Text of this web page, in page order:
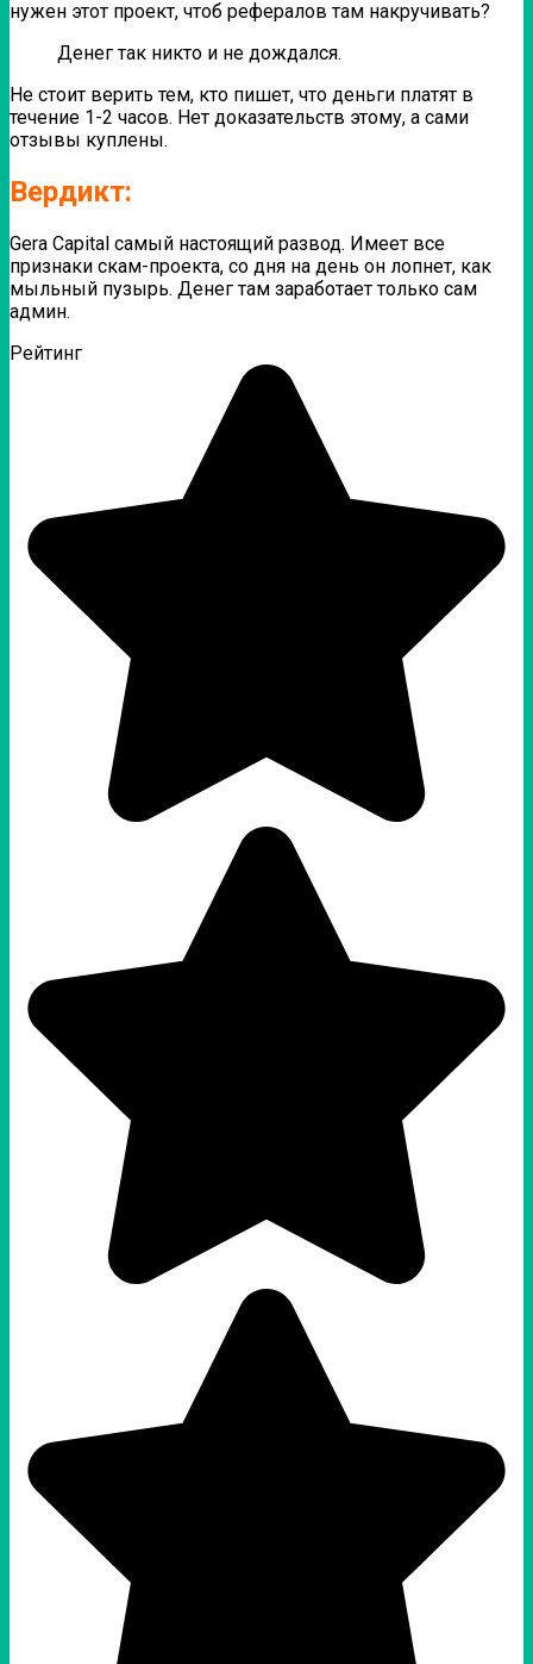
нужен этот проект, чтоб рефералов там накручивать?
Денег так никто и не дождался.
Не стоит верить тем, кто пишет, что деньги платят в
течение 1-2 часов. Нет доказательств этому, а сами
отзывы куплены.
Вердикт:
Gera Capital самый настоящий развод. Имеет все
признаки скам-проекта, со дня на день он лопнет, как
мыльный пузырь. Денег там заработает только сам
админ.
Рейтинг